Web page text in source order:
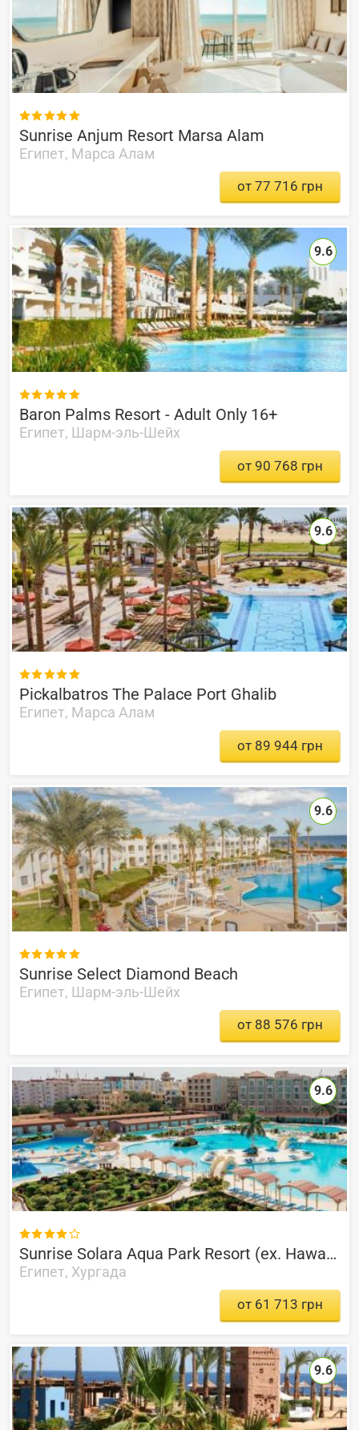

Sunrise Anjum Resort Marsa Alam
Египет, Марса Алам
от 77 716 грн

Baron Palms Resort - Adult Only 16+
Египет, Шарм-эль-Шейх
9.6
от 90 768 грн

Pickalbatros The Palace Port Ghalib
Египет, Марса Алам
9.6
от 89 944 грн

Sunrise Select Diamond Beach
Египет, Шарм-эль-Шейх
9.6
от 88 576 грн

Sunrise Solara Aqua Park Resort (ex. Hawaii Caesar Dreams Aqua Park)
Египет, Хургада
9.6
от 61 713 грн
9.6